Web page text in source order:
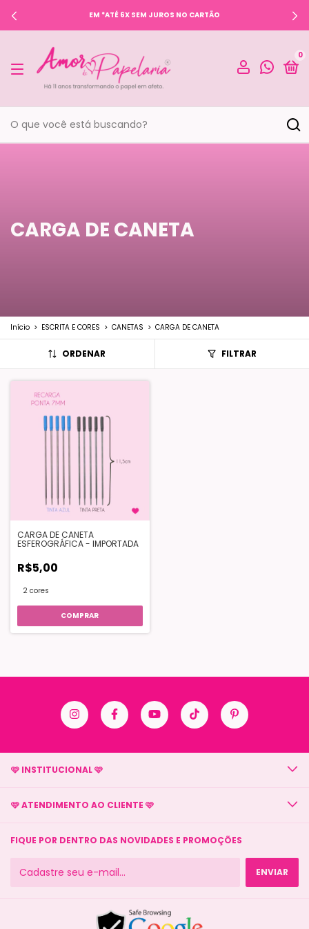
EM *ATÉ 6X SEM JUROS NO CARTÃO
0
CARGA DE CANETA
Início > ESCRITA E CORES > CANETAS > CARGA DE CANETA
ORDENAR FILTRAR
CARGA DE CANETA
ESFEROGRÁFICA - IMPORTADA
R$5,00
2 cores
COMPRAR
🩷 INSTITUCIONAL 🩷
🩷 ATENDIMENTO AO CLIENTE 🩷
FIQUE POR DENTRO DAS NOVIDADES E PROMOÇÕES